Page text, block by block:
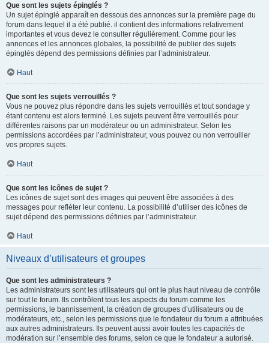
Que sont les sujets épinglés ?
Un sujet épinglé apparaît en dessous des annonces sur la première page du
forum dans lequel il a été publié. il contient des informations relativement
importantes et vous devez le consulter régulièrement. Comme pour les
annonces et les annonces globales, la possibilité de publier des sujets
épinglés dépend des permissions définies par l’administrateur.
Haut
Que sont les sujets verrouillés ?
Vous ne pouvez plus répondre dans les sujets verrouillés et tout sondage y
étant contenu est alors terminé. Les sujets peuvent être verrouillés pour
différentes raisons par un modérateur ou un administrateur. Selon les
permissions accordées par l’administrateur, vous pouvez ou non verrouiller
vos propres sujets.
Haut
Que sont les icônes de sujet ?
Les icônes de sujet sont des images qui peuvent être associées à des
messages pour refléter leur contenu. La possibilité d’utiliser des icônes de
sujet dépend des permissions définies par l’administrateur.
Haut
Niveaux d’utilisateurs et groupes
Que sont les administrateurs ?
Les administrateurs sont les utilisateurs qui ont le plus haut niveau de contrôle
sur tout le forum. Ils contrôlent tous les aspects du forum comme les
permissions, le bannissement, la création de groupes d’utilisateurs ou de
modérateurs, etc., selon les permissions que le fondateur du forum a attribuées
aux autres administrateurs. Ils peuvent aussi avoir toutes les capacités de
modération sur l’ensemble des forums, selon ce que le fondateur a autorisé.